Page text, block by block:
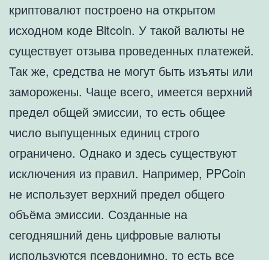
криптовалют построено на открытом
исходном коде Bitcoin. У такой валюты не
существует отзыва проведенных платежей.
Так же, средства не могут быть изъяты или
заморожены. Чаще всего, имеется верхний
предел общей эмиссии, то есть общее
число выпущенных единиц строго
ограничено. Однако и здесь существуют
исключения из правил. Например, PPCoin
не использует верхний предел общего
объёма эмиссии. Созданные на
сегодняшний день цифровые валюты
используются псевдонимно, то есть все